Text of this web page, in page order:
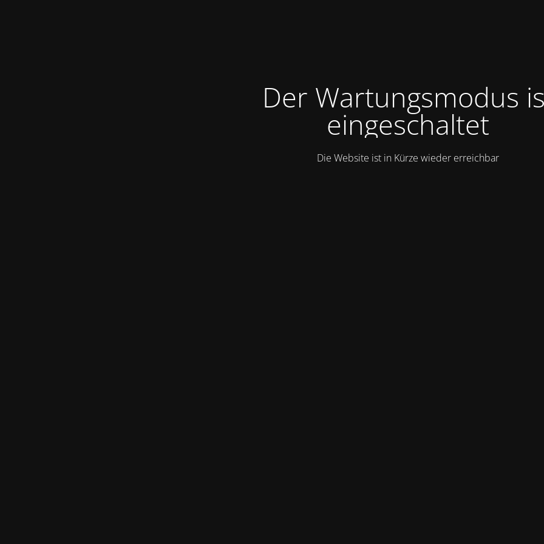
Der Wartungsmodus
eingeschaltet
Die Website ist in Kürze wieder erreichbar